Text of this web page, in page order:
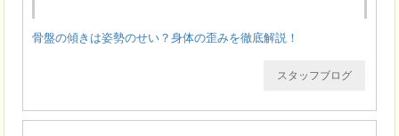
骨盤の傾きは姿勢のせい？身体の歪みを徹底解説！
スタッフブログ